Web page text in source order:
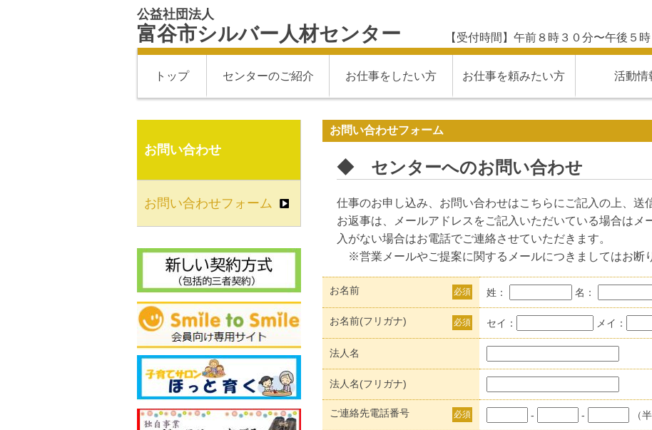
公益社団法人
富谷市シルバー人材センター 【受付時間】午前８時３０分〜午後５
トップ センターのご紹介 お仕事をしたい方 お仕事を頼みたい方 活動情
お問い合わせフォーム
◆ センターへのお問い合わせ
仕事のお申し込み、お問い合わせはこちらにご記入の上、送
お返事は、メールアドレスをご記入いただいている場合はメ
入がない場合はお電話でご連絡させていただきます。
※営業メールやご提案に関するメールにつきましてはお断
お名前 必須 姓： 名：
お名前(フリガナ) 必須 セイ： メイ：
法人名
法人名(フリガナ)
ご連絡先電話番号 必須 - - （
お問い合わせ
お問い合わせフォーム